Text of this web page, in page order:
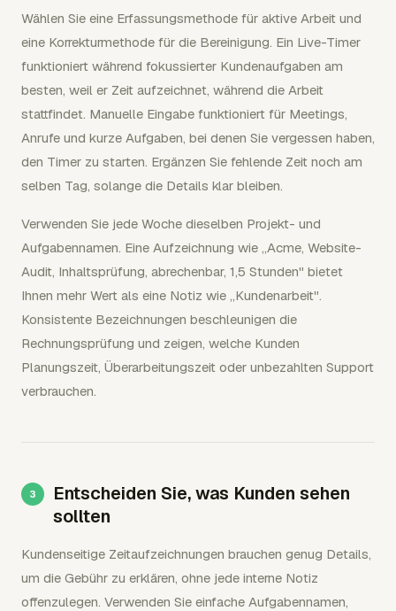
Wählen Sie eine Erfassungsmethode für aktive Arbeit und
eine Korrekturmethode für die Bereinigung. Ein Live-Timer
funktioniert während fokussierter Kundenaufgaben am
besten, weil er Zeit aufzeichnet, während die Arbeit
stattfindet. Manuelle Eingabe funktioniert für Meetings,
Anrufe und kurze Aufgaben, bei denen Sie vergessen haben,
den Timer zu starten. Ergänzen Sie fehlende Zeit noch am
selben Tag, solange die Details klar bleiben.
Verwenden Sie jede Woche dieselben Projekt- und
Aufgabennamen. Eine Aufzeichnung wie „Acme, Website-
Audit, Inhaltsprüfung, abrechenbar, 1,5 Stunden" bietet
Ihnen mehr Wert als eine Notiz wie „Kundenarbeit".
Konsistente Bezeichnungen beschleunigen die
Rechnungsprüfung und zeigen, welche Kunden
Planungszeit, Überarbeitungszeit oder unbezahlten Support
verbrauchen.
Entscheiden Sie, was Kunden sehen
sollten
Kundenseitige Zeitaufzeichnungen brauchen genug Details,
um die Gebühr zu erklären, ohne jede interne Notiz
offenzulegen. Verwenden Sie einfache Aufgabennamen,